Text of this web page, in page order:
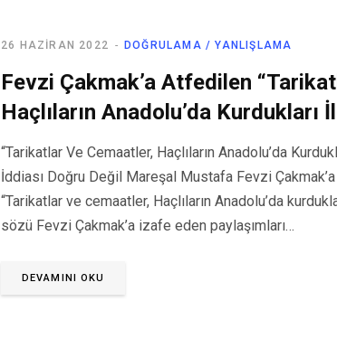
DOĞRULAMA / YANLIŞLAMA
26 HAZIRAN 2022
Fevzi Çakmak’a Atfedilen
Haçlıların Anadolu’da Kurdukları
“Tarikatlar Ve Cemaatler, Haçlıların Anadolu’da
İddiası Doğru Değil Mareşal Mustafa Fevzi
“Tarikatlar ve cemaatler, Haçlıların Anadolu’da
sözü Fevzi Çakmak’a izafe eden paylaşımları…
DEVAMINI OKU